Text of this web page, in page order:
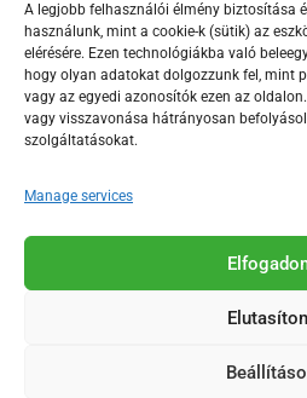
A legjobb felhasználói élmény biztosítása
használunk, mint a cookie-k (sütik) az
elérésére. Ezen technológiákba való
hogy olyan adatokat dolgozzunk fel, mint
vagy az egyedi azonosítók ezen az
vagy visszavonása hátrányosan
szolgáltatásokat.
Manage services
F
a
c
e
o
o
-
Y
o
u
t
b
e
s
T
i
k
Az Érd Média médiaszolgáltatási
Médiatanács a Magyar Média
2018-2026. © Minden jog